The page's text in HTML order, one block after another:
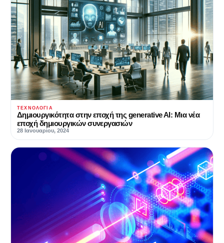
ΤΕΧΝΟΛΟΓΊΑ
Δημιουργικότητα στην εποχή της generative AI: Μια νέα
εποχή δημιουργικών συνεργασιών
28 Ιανουαρίου, 2024